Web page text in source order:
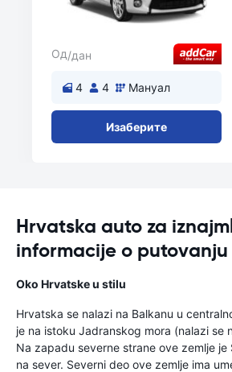
Од/дан
4 4 Мануал
Изаберите
Hrvatska auto za
informacije o putovanju
Oko Hrvatske u stilu
Hrvatska se nalazi na Balkanu u
je na istoku Jadranskog mora (nalazi se
Na zapadu severne strane ove zemlje je
na sever. Severni deo ove zemlje ima